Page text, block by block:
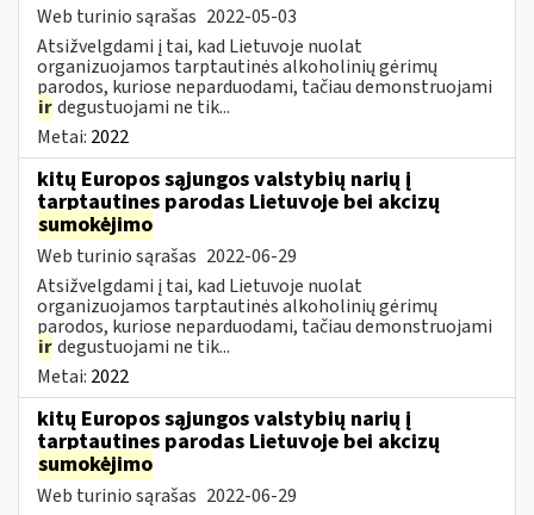
Web turinio sąrašas 2022-05-03
Atsižvelgdami į tai, kad Lietuvoje nuolat
organizuojamos tarptautinės alkoholinių gėrimų
parodos, kuriose neparduodami, tačiau demonstruojami
irdegustuojami ne tik...
Metai: 2022
kitų Europos sąjungos valstybių narių į
tarptautines parodas Lietuvoje bei akcizų
sumokėjimo
Web turinio sąrašas 2022-06-29
Atsižvelgdami į tai, kad Lietuvoje nuolat
organizuojamos tarptautinės alkoholinių gėrimų
parodos, kuriose neparduodami, tačiau demonstruojami
irdegustuojami ne tik...
Metai: 2022
kitų Europos sąjungos valstybių narių į
tarptautines parodas Lietuvoje bei akcizų
sumokėjimo
Web turinio sąrašas 2022-06-29